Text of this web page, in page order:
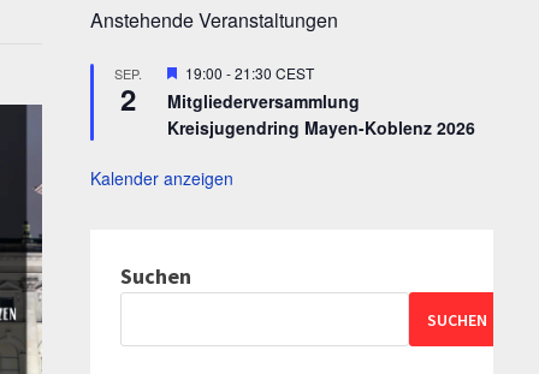
Anstehende Veranstaltungen
SEP.
2
Hervorgehoben
19:00 -21:30 CEST
Mitgliederversammlung
Kreisjugendring Mayen-Koblenz 2026
Kalender anzeigen
Suchen
SUCHEN